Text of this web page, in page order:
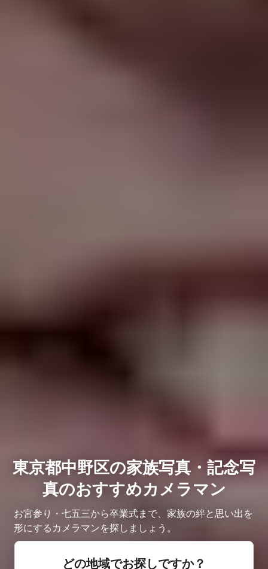
東京都中野区の家族写真・記念写
真のおすすめカメラマン
お宮参り・七五三から卒業式まで、家族の絆と思い出を
形にするカメラマンを探しましょう。
どの地域でお探しですか？